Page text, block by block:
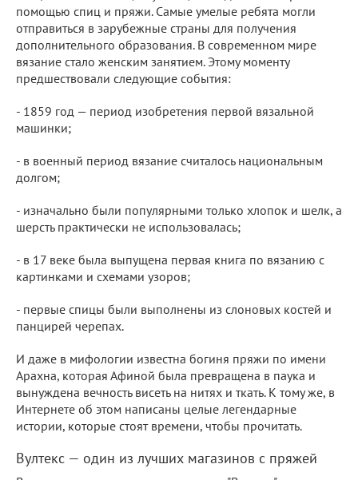
помощью спиц и пряжи. Самые умелые ребята могли
отправиться в зарубежные страны для получения
дополнительного образования. В современном мире
вязание стало женским занятием. Этому моменту
предшествовали следующие события:
- 1859 год — период изобретения первой вязальной
машинки;
- в военный период вязание считалось национальным
долгом;
- изначально были популярными только хлопок и шелк, а
шерсть практически не использовалась;
- в 17 веке была выпущена первая книга по вязанию с
картинками и схемами узоров;
- первые спицы были выполнены из слоновых костей и
панцирей черепах.
И даже в мифологии известна богиня пряжи по имени
Арахна, которая Афиной была превращена в паука и
вынуждена вечность висеть на нитях и ткать. К тому же, в
Интернете об этом написаны целые легендарные
истории, которые стоят времени, чтобы прочитать.
Вултекс — один из лучших магазинов с пряжей